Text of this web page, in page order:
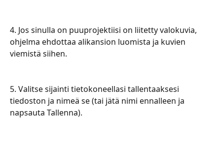
​​​​​​​​4. Jos sinulla on puuprojektiisi on liitetty valokuvia,
ohjelma ehdottaa alikansion luomista ja kuvien
viemistä siihen.​
​​​​5. Valitse sijainti tietokoneellasi tallentaaksesi
tiedoston ja nimeä se (tai jätä nimi ennalleen ja
napsauta Tallenna).